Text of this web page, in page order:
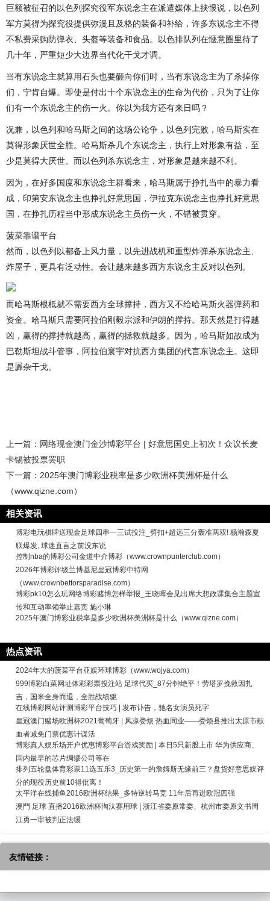
巨额被征召的以色列探究役军东说念主在派遣媒体上挟恨说，以色列
军方莫得为探究役提供弥漫且及格的装备和补给，许多东说念主不得
不私费采购防弹衣、头盔等装备和食品。以色排队列在惬意圈里待了
几十年，严重短少大边界当代化干戈才调。
当有东说念主就算用石头也要砸向你们时，当有东说念主为了杀掉你
们，宁肯自爆。即使是付出十个东说念主的生命为代价，只为了让你
们有一个东说念主的伤一火。你以为我方还有来日吗？
况兼，以色列和哈马斯之间的这场公论争，以色列完败，哈马斯实在
莫得形象厌世全胜。哈马斯杀几个东说念主，执行上对形象有益，至
少是莫得大厌世。而以色列杀东说念主，对形象是越来越不利。
因为，在好多国度和东说念主群看来，哈马斯属于挣扎当中的暴力看
成，印第安东说念主也挣扎好意思国，伊拉克东说念主也挣扎好意思
国，在挣扎历程当中形成东说念主员伤一火，不错被贯穿。
菠菜靠谱平台
然而，以色列以都备上风力量，以先进战机和重型炸弹杀东说念主、
炸屋子，更具有泛动性。会让越来越多西方东说念主反对以色列。
而哈马斯根柢就不需要西方全球撑持，西方又不给哈马斯火器弹药和
资金。哈马斯只需要阿拉伯刚毅宗派和伊朗的撑持。那天然是打得越
凶，赢得的撑持就越高，赢得的拯救就越多。因为，哈马斯如故成为
巴勒斯坦战斗管事，阿拉伯寰宇对抗西方集团的代言东说念主。这即
是羼杂干戈。
上一篇： 网络现金澳门金沙博彩平台 | 好意思国史上初次！众议长麦
卡锡被投票罢职
下一篇： 2025年澳门博彩业税率是多少欧洲杯美洲杯是什么
（www.qizne.com）
相关资讯
博彩电玩棋牌送现金足球四串一三试投注_劈扣+超远三分轰准两双! 杨瀚森夏
联爆发, 球迷直言之前没东说
控制nba的博彩公司金道中介博彩（www.crownpunterclub.com）
2026年博彩评级兰博基尼皇冠博彩中特网
（www.crownbettorsparadise.com）
博彩pk10怎么玩网络博彩赌博怎样举报_王晓晖会见出席大想政课集合主题宣
传和互动率领举止嘉宾 施小琳
2025年澳门博彩业税率是多少欧洲杯美洲杯是什么（www.qizne.com）
热点资讯
2024年大的菠菜平台亚娱环球博彩（www.wojya.com）
999博彩白菜网址体彩彩票投注站 足球代买_87分钟绝平！劳塔罗挽救因扎
吉，国米全身而退，全胜战绩驱
在线博彩网站评测博彩平台技巧 | 发布讣告，驰名女演员死字
皇冠澳门赌场欧洲杯2021葡萄牙 | 风凉娄烦 热血同业——娄烦县推出太原市献
血者减免门票优惠计谋活
博彩真人娱乐场开户优惠博彩平台游戏奖励 | 本日5只新股上市 华为供应商、
国内最早的芯片绸缪公司等在
排列五轮盘体育彩票11选五乐3_历史第一的詹姆斯无缘前三？盘货好意思媒评
分的现役历史前10得仳离！
太平洋在线捕鱼2016欧洲杯结果_多特逆转马竞 11年后再进欧冠四强
澳門 足球 直播2016欧洲杯淘汰赛用球 | 浙江省委原常委、杭州市委原文书周
江勇一审被判正法缓
友情链接：